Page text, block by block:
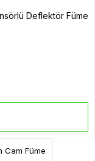
Deflektör Füme